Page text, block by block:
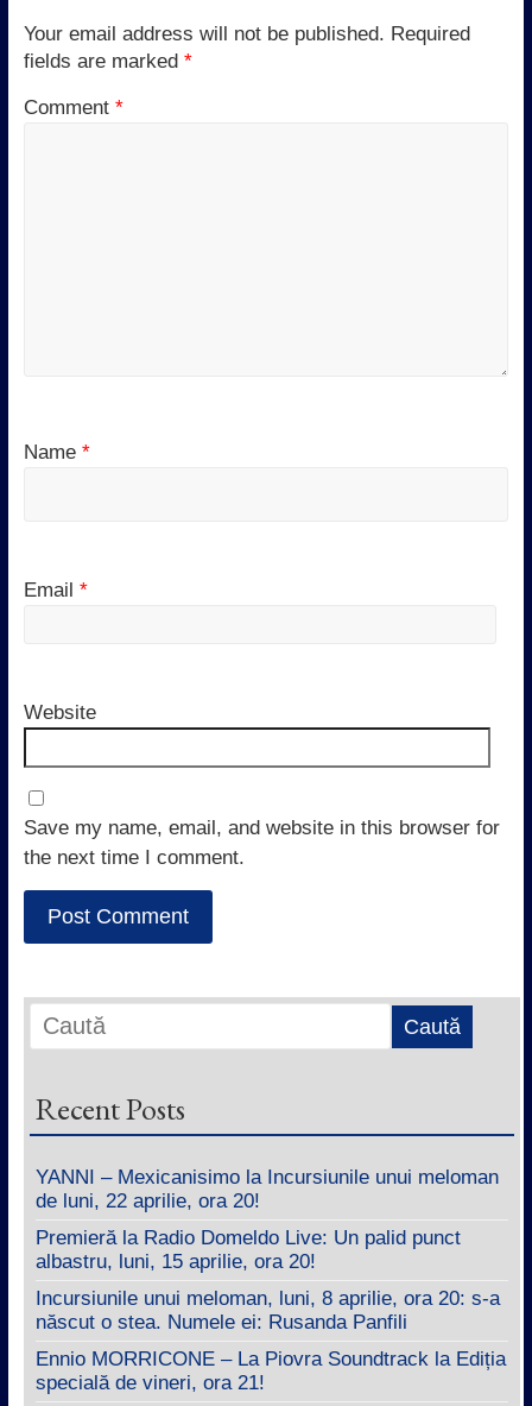
Your email address will not be published. Required
fields are marked *
Comment *
Name *
Email *
Website
Save my name, email, and website in this browser for
the next time I comment.
Recent Posts
YANNI – Mexicanisimo la Incursiunile unui meloman
de luni, 22 aprilie, ora 20!
Premieră la Radio Domeldo Live: Un palid punct
albastru, luni, 15 aprilie, ora 20!
Incursiunile unui meloman, luni, 8 aprilie, ora 20: s-a
născut o stea. Numele ei: Rusanda Panfili
Ennio MORRICONE – La Piovra Soundtrack la Ediția
specială de vineri, ora 21!